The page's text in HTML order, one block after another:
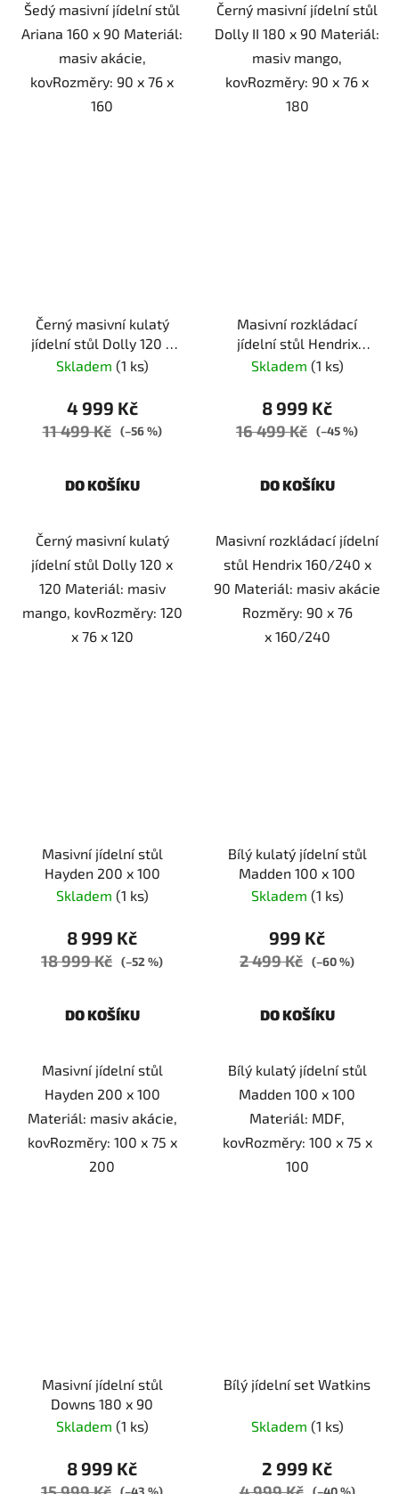
Šedý masivní jídelní stůl
Ariana 160 x 90 Materiál:
masiv akácie,
kovRozměry: 90 x 76 x
160
Černý masivní jídelní stůl
Dolly II 180 x 90 Materiál:
masiv mango,
kovRozměry: 90 x 76 x
180
Černý masivní kulatý
jídelní stůl Dolly 120 x
120
Skladem (1 ks)
4 999 Kč
11 499 Kč (–56 %)
DO KOŠÍKU
Černý masivní kulatý
jídelní stůl Dolly 120 x
120 Materiál: masiv
mango, kovRozměry: 120
x 76 x 120
Masivní rozkládací
jídelní stůl Hendrix
160/240 x 90
Skladem (1 ks)
8 999 Kč
16 499 Kč (–45 %)
DO KOŠÍKU
Masivní rozkládací jídelní
stůl Hendrix 160/240 x
90 Materiál: masiv akácie
Rozměry: 90 x 76
x 160/240
Masivní jídelní stůl
Hayden 200 x 100
Skladem (1 ks)
8 999 Kč
18 999 Kč (–52 %)
DO KOŠÍKU
Masivní jídelní stůl
Hayden 200 x 100
Materiál: masiv akácie,
kovRozměry: 100 x 75 x
200
Bílý kulatý jídelní stůl
Madden 100 x 100
Skladem (1 ks)
999 Kč
2 499 Kč (–60 %)
DO KOŠÍKU
Bílý kulatý jídelní stůl
Madden 100 x 100
Materiál: MDF,
kovRozměry: 100 x 75 x
100
Masivní jídelní stůl
Downs 180 x 90
Skladem (1 ks)
8 999 Kč
Bílý jídelní set Watkins
Skladem (1 ks)
2 999 Kč